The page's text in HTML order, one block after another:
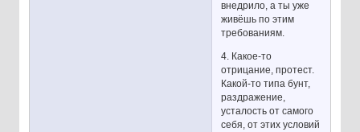
внедрило, а ты уже
живёшь по этим
требованиям.
4. Какое-то
отрицание, протест.
Какой-то типа бунт,
раздражение,
усталость от самого
себя, от этих условий